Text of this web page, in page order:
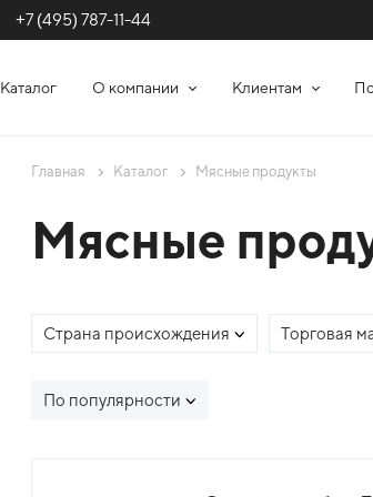
+7 (495) 787-11-44
Каталог О компании Клиентам
Главная Каталог Мясные продукты
Мясные
Страна происхождения Торговая
По популярности